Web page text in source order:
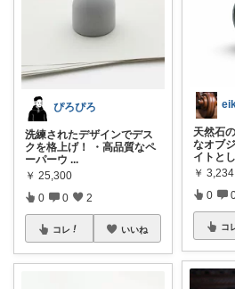
ぴろぴろ
洗練されたデザインでデス
クを格上げ！ ・高品質なペ
ーパーウ ...
￥ 25,300
0 0 2
コレ いいね
天然石
なオブ
イトと
￥ 3,234
0
コ